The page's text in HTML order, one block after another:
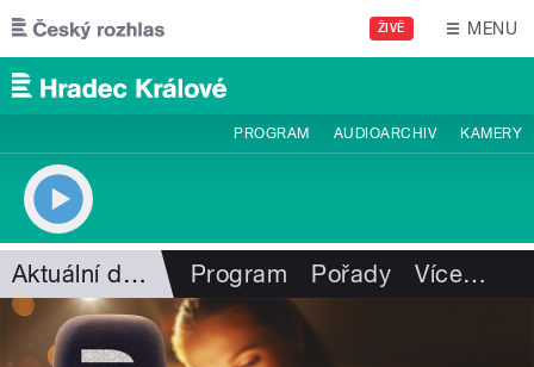
Přejít k hlavnímu obsahu
ŽIVĚ MENU
PROGRAM AUDIOARCHIV KAMERY
Aktuální dění Program Pořady Více…